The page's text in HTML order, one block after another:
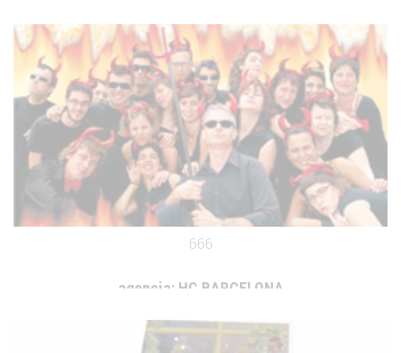
.
666
agencia:HC BARCELONA